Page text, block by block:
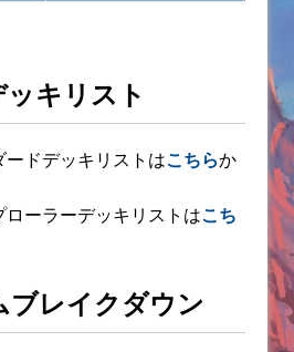
キリスト
ドデッキリストはこちらか
ーラーデッキリストはこち
ブレイクダウン